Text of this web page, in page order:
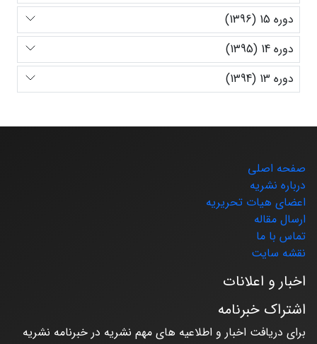
دوره 15 (1396)
دوره 14 (1395)
دوره 13 (1394)
صفحه اصلی
درباره نشریه
اعضای هیات تحریریه
ارسال مقاله
تماس با ما
نقشه سایت
اخبار و اعلانات
اشتراک خبرنامه
برای دریافت اخبار و اطلاعیه های مهم نشریه در خبرنامه نشریه